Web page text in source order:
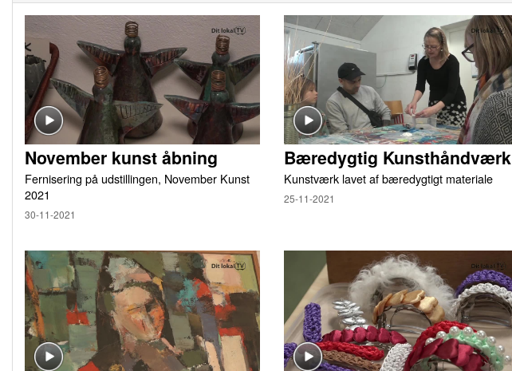
November kunst åbning
Fernisering på udstillingen, November Kunst
2021
30-11-2021
Bæredygtig Kunsthåndværk
Kunstværk lavet af bæredygtigt materiale
25-11-2021